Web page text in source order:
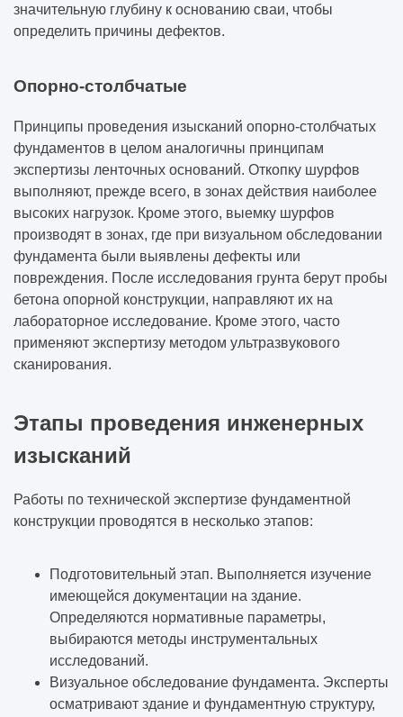
значительную глубину к основанию сваи, чтобы
определить причины дефектов.
Опорно-столбчатые
Принципы проведения изысканий опорно-столбчатых
фундаментов в целом аналогичны принципам
экспертизы ленточных оснований. Откопку шурфов
выполняют, прежде всего, в зонах действия наиболее
высоких нагрузок. Кроме этого, выемку шурфов
производят в зонах, где при визуальном обследовании
фундамента были выявлены дефекты или
повреждения. После исследования грунта берут пробы
бетона опорной конструкции, направляют их на
лабораторное исследование. Кроме этого, часто
применяют экспертизу методом ультразвукового
сканирования.
Этапы проведения инженерных
изысканий
Работы по технической экспертизе фундаментной
конструкции проводятся в несколько этапов:
Подготовительный этап. Выполняется изучение
имеющейся документации на здание.
Определяются нормативные параметры,
выбираются методы инструментальных
исследований.
Визуальное обследование фундамента. Эксперты
осматривают здание и фундаментную структуру,